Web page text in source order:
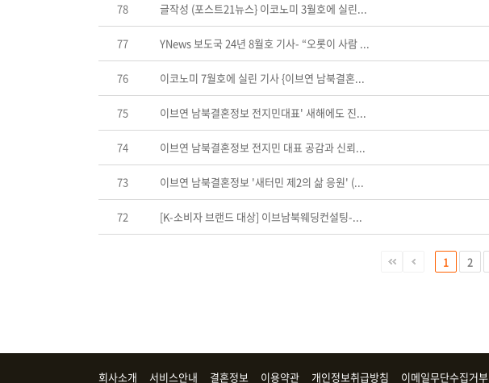
78 글작성 (포스트21뉴스} 이코노미 3월호에 실린...
77 YNews 보도국 24년 8월호 기사- “오롯이 사람 ...
76 이코노미 7월호에 실린 기사 {이브연 남북결혼...
75 이브연 남북결혼정보 전지민대표' 새해에도 진...
74 이브연 남북결혼정보 전지민 대표 공감과 신뢰...
73 이브연 남북결혼정보 '새터민 제2의 삶 응원' (...
72 [K-소비자 브랜드 대상] 이브남북웨딩컨설팅-...
1 2
회사소개 서비스안내 결혼정보 이용약관 개인정보취급방침 이메일무단수집거부